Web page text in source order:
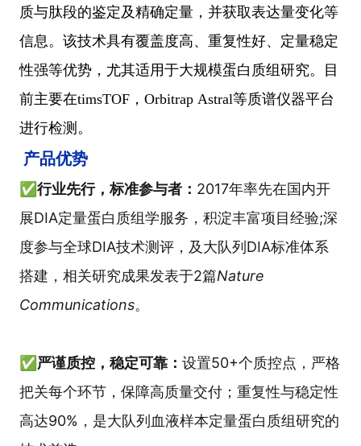
质与肽段的鉴定及精确定量，并获取表达量变化等
信息。该技术具有覆盖度高、重复性好、定量稳定
性强等优势，尤其适用于大规模蛋白质组研究。目
前主要在timsTOF，Orbitrap Astral等质谱仪器平台
进行检测。
产品优势
✅行业先行，标准参与者： 2017年率先在国内开
展DIA定量蛋白质组学服务，积淀丰富项目经验;深
度参与全球DIA技术测评，及大队列DIA标准体系
搭建，相关研究成果发表于2篇Nature
Communications。
✅严谨质控，稳定可靠： 设置50+个质控点，严格
把关每个环节，保障高质量交付；重复性与稳定性
高达90%，是大队列血液样本定量蛋白质组研究的